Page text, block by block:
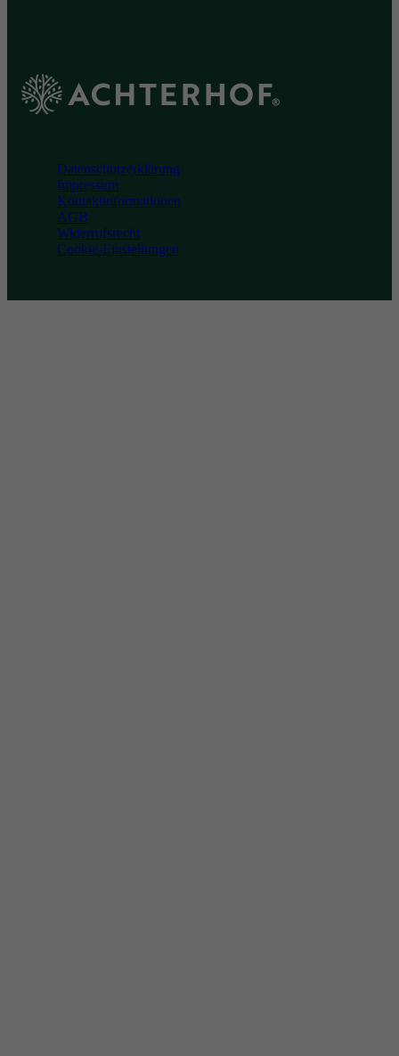
Achterhof
Datenschutzerklärung
Impressum
Kontaktinformationen
AGB
Widerrufsrecht
Cookie-Einstellungen